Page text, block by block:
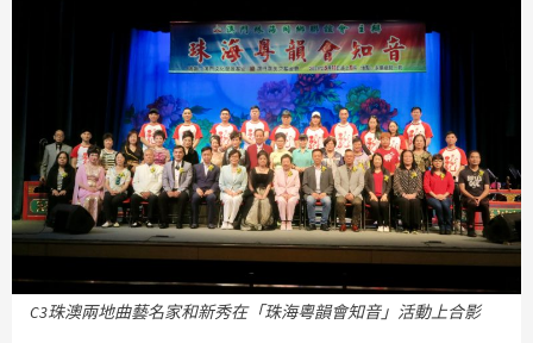
C3珠澳兩地曲藝名家和新秀在「珠海粵韻會知音」活動上合影